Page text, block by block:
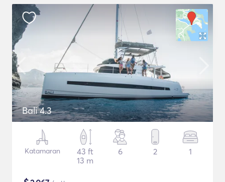
Bali 4.3
Katamaran
43 ft
13 m
6 2 1